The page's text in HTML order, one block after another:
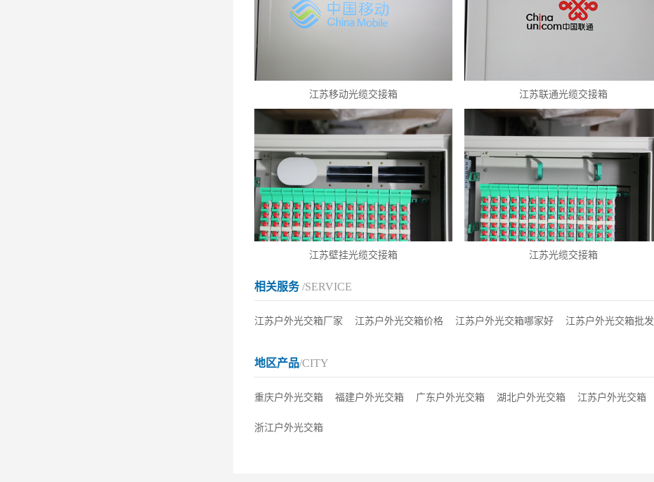
江苏移动光缆交接箱 江苏联通光缆交接箱
江苏壁挂光缆交接箱 江苏光缆交接箱
相关服务/SERVICE
江苏户外光交箱厂家 江苏户外光交箱价格 江苏户外光交箱哪家好 江苏户外光交箱批发
地区产品/CITY
重庆户外光交箱 福建户外光交箱 广东户外光交箱 湖北户外光交箱 江苏户外光交箱
浙江户外光交箱